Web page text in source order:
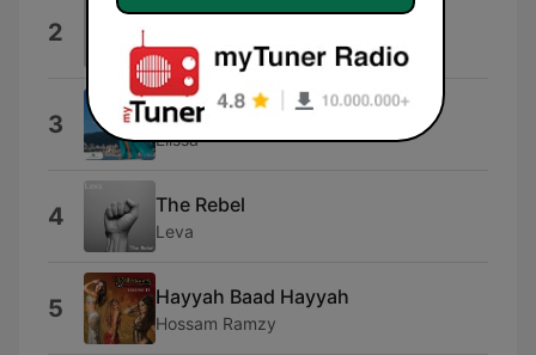
2 Sarışınım
Gülşen
3 Saharna Ya Lail
Elissa
4 The Rebel
Leva
5 Hayyah Baad Hayyah
Hossam Ramzy